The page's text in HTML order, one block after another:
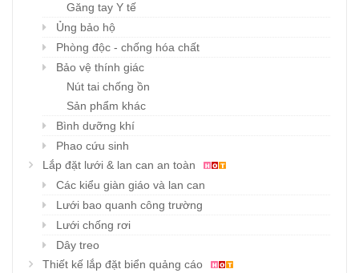
Găng tay Y tế
Ủng bảo hộ
Phòng độc - chống hóa chất
Bảo vệ thính giác
Nút tai chống ồn
Sản phẩm khác
Bình dưỡng khí
Phao cứu sinh
Lắp đặt lưới & lan can an toàn
Các kiểu giàn giáo và lan can
Lưới bao quanh công trường
Lưới chống rơi
Dây treo
Thiết kế lắp đặt biển quảng cáo